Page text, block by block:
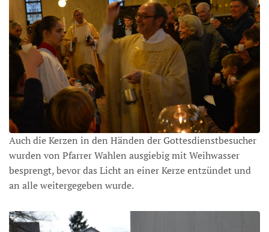
Auch die Kerzen in den Händen der Gottesdienstbesucher
wurden von Pfarrer Wahlen ausgiebig mit Weihwasser
besprengt, bevor das Licht an einer Kerze entzündet und
an alle weitergegeben wurde.